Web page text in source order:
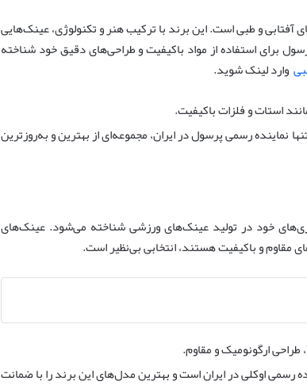
آفتابی و طبی است. این برند با ترکیب هنر و تکنولوژی، عینک‌هایی
برای استفاده از مواد باکیفیت و طراحی‌های دقیق خود شناخته
وارد لینک شوید.
استات و فلزات باکیفیت.
نماینده رسمی پرسول در ایران، مجموعه‌ای از بهترین و به‌روزترین
خود در تولید عینک‌های ورزشی شناخته می‌شود. عینک‌های
مقاوم و باکیفیت هستند، انتخابی بی‌نظیر است.
رسمی اوکلی در ایران است و بهترین مدل‌های این برند را با ضمانت